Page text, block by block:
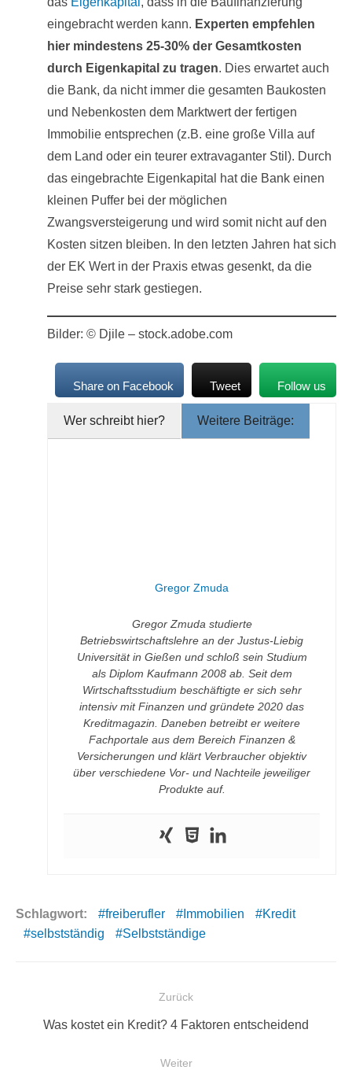
eingebracht werden kann. Experten empfehlen
hier mindestens 25-30% der Gesamtkosten
durch Eigenkapital zu tragen. Dies erwartet auch
die Bank, da nicht immer die gesamten Baukosten
und Nebenkosten dem Marktwert der fertigen
Immobilie entsprechen (z.B. eine große Villa auf
dem Land oder ein teurer extravaganter Stil). Durch
das eingebrachte Eigenkapital hat die Bank einen
kleinen Puffer bei der möglichen
Zwangsversteigerung und wird somit nicht auf den
Kosten sitzen bleiben. In den letzten Jahren hat sich
der EK Wert in der Praxis etwas gesenkt, da die
Preise sehr stark gestiegen.
Bilder: © Djile – stock.adobe.com
Share on Facebook Tweet Follow us
Wer schreibt hier? Weitere Beiträge:
Gregor Zmuda
Gregor Zmuda studierte
Betriebswirtschaftslehre an der Justus-Liebig
Universität in Gießen und schloß sein Studium
als Diplom Kaufmann 2008 ab. Seit dem
Wirtschaftsstudium beschäftigte er sich sehr
intensiv mit Finanzen und gründete 2020 das
Kreditmagazin. Daneben betreibt er weitere
Fachportale aus dem Bereich Finanzen &
Versicherungen und klärt Verbraucher objektiv
über verschiedene Vor- und Nachteile jeweiliger
Produkte auf.
Schlagwort: freiberufler Immobilien
Kredit
selbstständig
Selbstständige
BeitragsnavigationZurück
Vorheriger
Was kostet ein Kredit? 4 Faktoren entscheidend
Weiter